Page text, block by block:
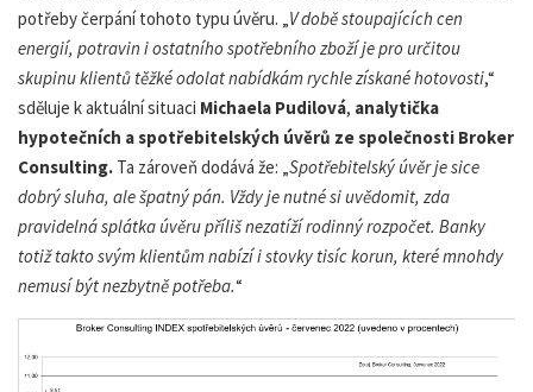
potřeby čerpání tohoto typu úvěru. „V době stoupajících cen
energií, potravin i ostatního spotřebního zboží je pro určitou
skupinu klientů těžké odolat nabídkám rychle získané hotovosti,“
sděluje k aktuální situaci Michaela Pudilová, analytička
hypotečních a spotřebitelských úvěrů ze společnosti Broker
Consulting. Ta zároveň dodává že: „Spotřebitelský úvěr je sice
dobrý sluha, ale špatný pán. Vždy je nutné si uvědomit, zda
pravidelná splátka úvěru příliš nezatíží rodinný rozpočet. Banky
totiž takto svým klientům nabízí i stovky tisíc korun, které mnohdy
nemusí být nezbytně potřeba.“